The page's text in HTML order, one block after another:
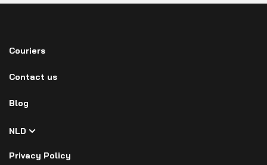
Couriers
Contact us
Blog
NLD
Privacy Policy